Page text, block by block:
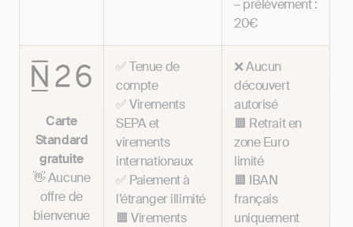
– prélèvement :
20€
Carte
Standard
gratuite
👋 Aucune
offre de
bienvenue
✅ Tenue de
compte
✅ Virements
SEPA et
virements
internationaux
✅ Paiement à
l’étranger illimité
🟧 Virements
❌ Aucun
découvert
autorisé
🟧 Retrait en
zone Euro
limité
🟧 IBAN
français
uniquement